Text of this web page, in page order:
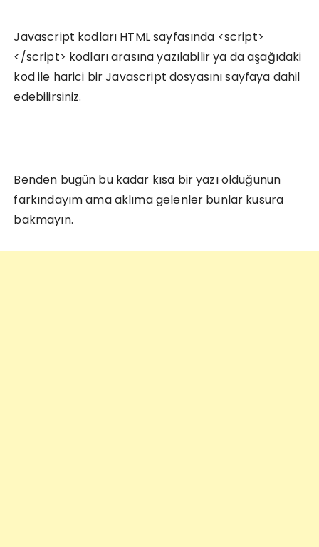
Javascript kodları HTML sayfasında <script>
</script> kodları arasına yazılabilir ya da aşağıdaki
kod ile harici bir Javascript dosyasını sayfaya dahil
edebilirsiniz.
Benden bugün bu kadar kısa bir yazı olduğunun
farkındayım ama aklıma gelenler bunlar kusura
bakmayın.